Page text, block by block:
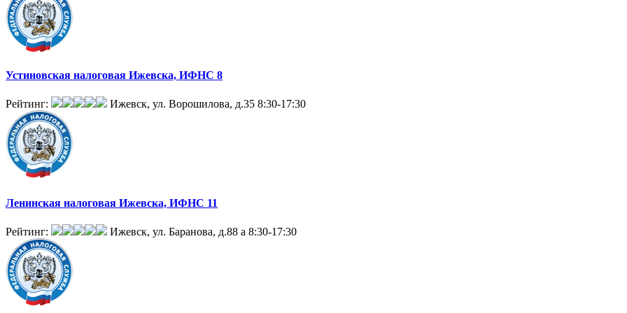
Устиновская налоговая Ижевска, ИФНС 8
Рейтинг: Ижевск, ул. Ворошилова, д.35 8:30-17:30
Ленинская налоговая Ижевска, ИФНС 11
Рейтинг: Ижевск, ул. Баранова, д.88 а 8:30-17:30